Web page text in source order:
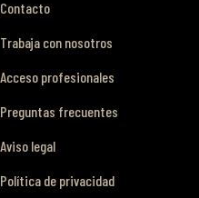
Contacto
Trabaja con nosotros
Acceso profesionales
Preguntas frecuentes
Aviso legal
Política de privacidad